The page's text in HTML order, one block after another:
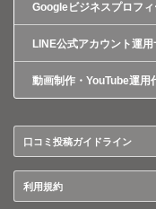
Googleビジネスプロフィ
LINE公式アカウント運用
動画制作・YouTube運用
口コミ投稿ガイドライン
利用規約